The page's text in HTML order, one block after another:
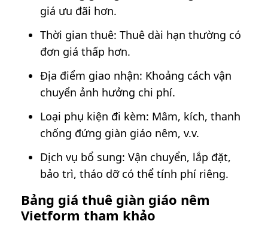
giá ưu đãi hơn.
Thời gian thuê: Thuê dài hạn thường có
đơn giá thấp hơn.
Địa điểm giao nhận: Khoảng cách vận
chuyển ảnh hưởng chi phí.
Loại phụ kiện đi kèm: Mâm, kích, thanh
chống đứng giàn giáo nêm, v.v.
Dịch vụ bổ sung: Vận chuyển, lắp đặt,
bảo trì, tháo dỡ có thể tính phí riêng.
Bảng giá thuê giàn giáo nêm
Vietform tham khảo